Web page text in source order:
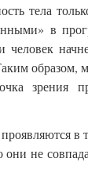
тела
в
человек
образом,
зрения
в
они не